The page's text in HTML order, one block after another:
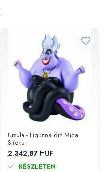
Ursula - Figurina din Mica
Sirena
2.342,87 HUF
KÉSZLETEN